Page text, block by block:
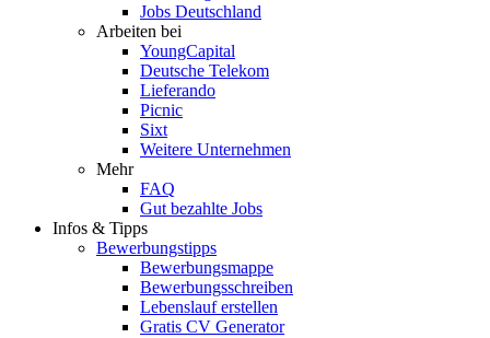
Jobs Deutschland
Arbeiten bei
YoungCapital
Deutsche Telekom
Lieferando
Picnic
Sixt
Weitere Unternehmen
Mehr
FAQ
Gut bezahlte Jobs
Infos & Tipps
Bewerbungstipps
Bewerbungsmappe
Bewerbungsschreiben
Lebenslauf erstellen
Gratis CV Generator